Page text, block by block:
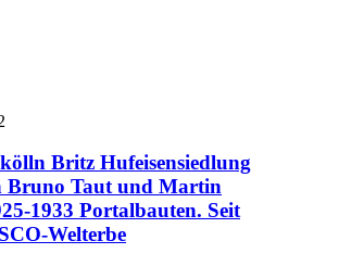
Britz Hufeisensiedlung
Bruno Taut und Martin
1933 Portalbauten. Seit
Welterbe